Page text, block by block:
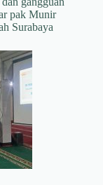
pak Munir
Surabaya